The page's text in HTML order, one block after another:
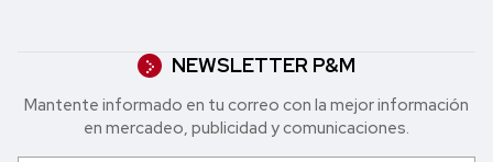
NEWSLETTER P&M
Mantente informado en tu correo con la mejor in formación
en mercadeo, publicidad y comunicaciones.